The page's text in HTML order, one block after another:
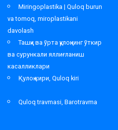
Miringoplastika | Quloq burun
va tomoq, miroplastikani
davolash
Ташқи ва ўрта қулоқнинг ўткир
ва сурункали яллиғланиш
касалликлари
Қулоқ кири, Quloq kiri
Quloq travmasi, Barotravma